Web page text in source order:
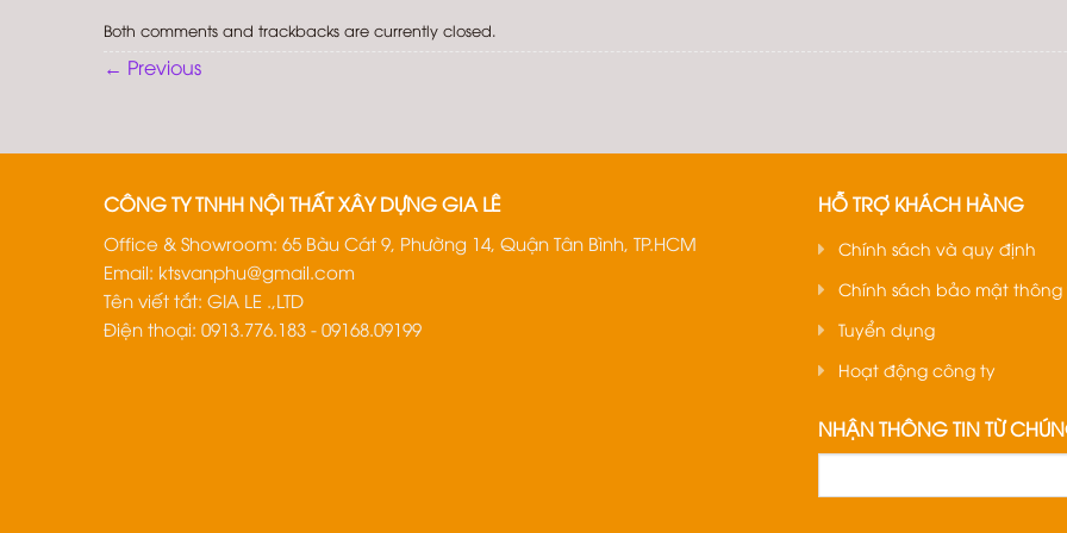
Both comments and trackbacks are currently closed.
← Previous
CÔNG TY TNHH NỘI THẤT XÂY DỰNG GIA LÊ
Office & Showroom: 65 Bàu Cát 9, Phường 14, Quận Tân Bình, TP.HCM
Email: ktsvanphu@gmail.com
Tên viết tắt: GIA LE .,LTD
Điện thoại: 0913.776.183 - 09168.09199
HỖ TRỢ KHÁCH HÀNG
Chính sách và quy định
Chính sách bảo mật thông
Tuyển dụng
Hoạt động công ty
NHẬN THÔNG TIN TỪ